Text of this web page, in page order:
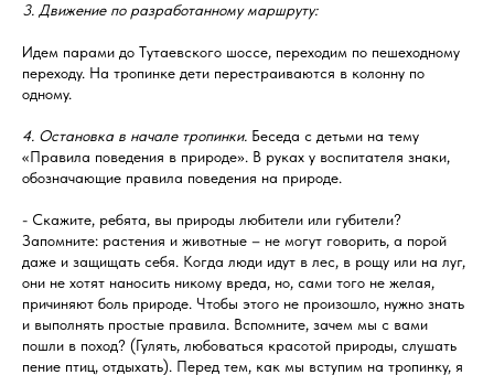
3. Движение по разработанному маршруту:
Идем парами до Тутаевского шоссе, переходим по пешеходному
переходу. На тропинке дети перестраиваются в колонну по
одному.
4. Остановка в начале тропинки. Беседа с детьми на тему
«Правила поведения в природе». В руках у воспитателя знаки,
обозначающие правила поведения на природе.
- Скажите, ребята, вы природы любители или губители?
Запомните: растения и животные – не могут говорить, а порой
даже и защищать себя. Когда люди идут в лес, в рощу или на луг,
они не хотят наносить никому вреда, но, сами того не желая,
причиняют боль природе. Чтобы этого не произошло, нужно знать
и выполнять простые правила. Вспомните, зачем мы с вами
пошли в поход? (Гулять, любоваться красотой природы, слушать
пение птиц, отдыхать). Перед тем, как мы вступим на тропинку, я